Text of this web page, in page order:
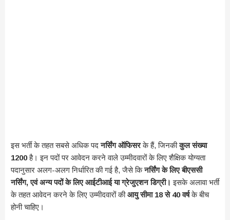
इस भर्ती के तहत सबसे अधिक पदनर्सिंग ऑफिसरके हैं, जिनकीकुल संख्या
1200है। इन पदों पर आवेदन करने वाले उम्मीदवारों के लिए शैक्षिक योग्यता
पदानुसार अलग-अलग निर्धारित की गई है, जैसे किनर्सिंग के लिए बीएससी
नर्सिंग, एवं अन्य पदों के लिए आईटीआई या ग्रेजुएशन डिग्री। इसके अलावा भर्ती
के तहत आवेदन करने के लिए उम्मीदवारों कीआयु सीमा 18 से 40 वर्षके बीच
होनी चाहिए।